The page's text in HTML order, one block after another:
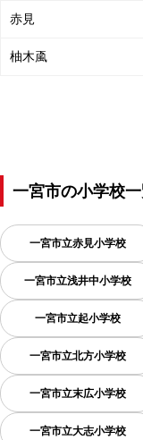
赤見
柚木颪
一宮市の小学校
一宮市立赤見小学校
一宮市立浅井中小学校
一宮市立起小学校
一宮市立北方小学校
一宮市立末広小学校
一宮市立大志小学校